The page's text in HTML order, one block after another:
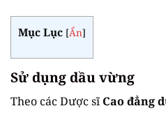
Mục Lục [Ẩn]
Sử dụng dầu vừng
Theo các Dược sĩCao đẳng